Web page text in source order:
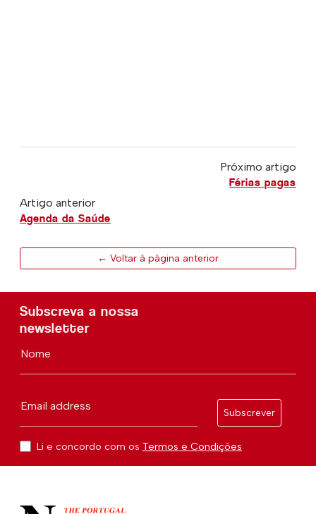
Próximo artigo
Férias pagas
Artigo anterior
Agenda da Saúde
← Voltar à página anterior
Subscreva a nossa
newsletter
Nome
Email address
Subscrever
Li e concordo com os Termos e Condições